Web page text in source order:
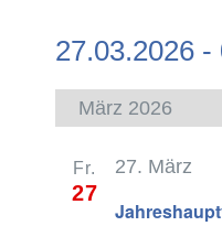
27.03.2026 -
Datum
wählen.
März 2026
Fr.
27
27. März